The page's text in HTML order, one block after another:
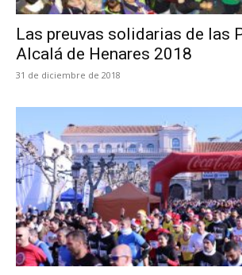
Las preuvas solidarias de las
Alcalá de Henares 2018
31 de diciembre de 2018